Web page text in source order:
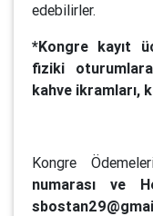
edebilirler.
*Kongre kayıt
fiziki
kahve ikramları,
Kongre
numarası ve